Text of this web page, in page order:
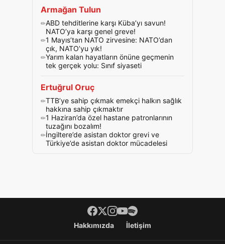
Armağan Tulun
ABD tehditlerine karşı Küba’yı savun!
NATO’ya karşı genel greve!
1 Mayıs’tan NATO zirvesine: NATO’dan
çık, NATO’yu yık!
Yarım kalan hayatların önüne geçmenin
tek gerçek yolu: Sınıf siyaseti
Ertuğrul Oruç
TTB’ye sahip çıkmak emekçi halkın sağlık
hakkına sahip çıkmaktır
1 Haziran’da özel hastane patronlarının
tuzağını bozalım!
İngiltere’de asistan doktor grevi ve
Türkiye’de asistan doktor mücadelesi
Footer menüHakkımızda İletişim